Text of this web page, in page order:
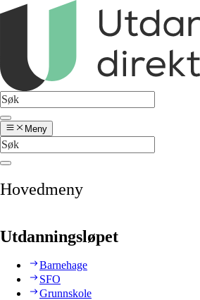
Meny
Hovedmeny
Utdanningsløpet
Barnehage
SFO
Grunnskole